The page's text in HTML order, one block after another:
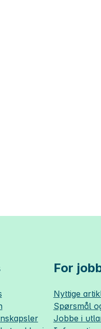
For
Nyttige
Spørsmål
Jobbe i